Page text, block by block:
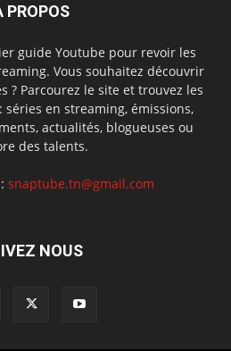
PROPOS
guide Youtube pour revoir les
Vous souhaitez découvrir
? Parcourez le site et trouvez les
séries en streaming, émissions,
actualités, blogueuses ou
des talents.
snaptube.tn@gmail.com
NOUS